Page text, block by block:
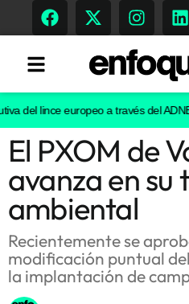
Tendencias
Memoria Histórica
Gastronomía
Escenarios
lince europeo a través del ADN
El PXOM de
avanza en
ambiental
Recientemente se
modificación puntual
la implantación de